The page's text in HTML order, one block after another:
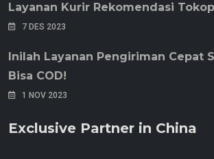
Layanan Kurir Rekomendasi
7 DES 2023
Inilah Layanan Pengiriman Cepat
Bisa COD!
1 NOV 2023
Exclusive Partner in China